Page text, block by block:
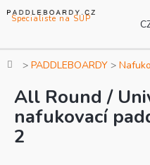
na
Domů
PADDLEBOARDY
All Round /
nafukovací
2